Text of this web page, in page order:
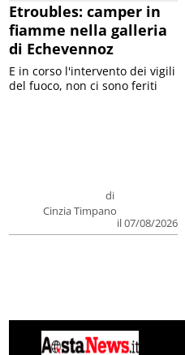
Etroubles: camper in
fiamme nella galleria
di Echevennoz
di
Cinzia Timpano
il 07/08/2026
E in corso l'intervento dei vigili
del fuoco, non ci sono feriti